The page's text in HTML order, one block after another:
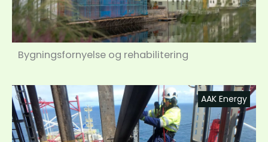
Bygningsfornyelse og rehabilitering
AAK Energy